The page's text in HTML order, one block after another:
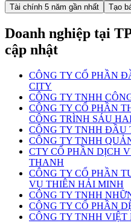
Tài chính 5 năm gần nhất
Tạo
Doanh nghiệp tại
cập nhật
CÔNG TY CỔ PHẦN
CITY
CÔNG TY TNHH
CÔNG TY CỔ PHẦN
CÔNG TRÌNH SÁU
CÔNG TY TNHH ĐẦU
CÔNG TY TNHH
CTY CỔ PHẦN DỊCH
THANH
CÔNG TY CỔ PHẦN
VỤ THIÊN HẢI MINH
CÔNG TY TNHH
CÔNG TY CỔ PHẦN
CÔNG TY TNHH